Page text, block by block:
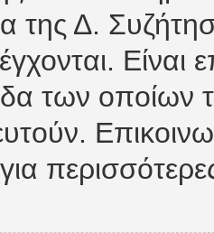
της Δ.
Είναι
των οποίων